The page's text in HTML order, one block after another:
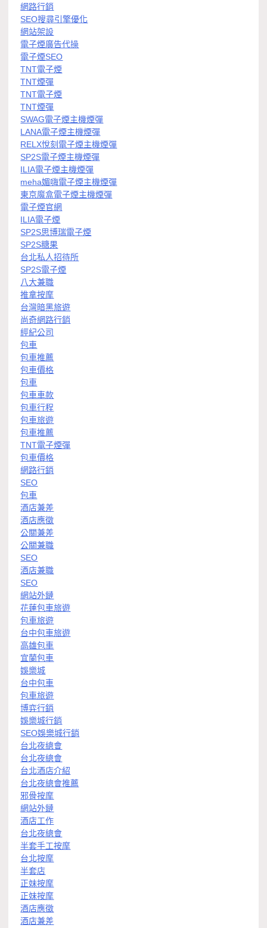
網路行銷
SEO搜尋引擎優化
網站架設
電子煙廣告代操
電子煙SEO
TNT電子煙
TNT煙彈
TNT電子煙
TNT煙彈
SWAG電子煙主機煙彈
LANA電子煙主機煙彈
RELX悅刻電子煙主機煙彈
SP2S電子煙主機煙彈
ILIA電子煙主機煙彈
meha媚嗨電子煙主機煙彈
東京魔盒電子煙主機煙彈
電子煙官網
ILIA電子煙
SP2S思博瑞電子煙
SP2S糖果
台北私人招待所
SP2S電子煙
八大兼職
推拿按摩
台灣暗黑旅遊
尚奇網路行銷
經紀公司
包車
包車推薦
包車價格
包車
包車車款
包車行程
包車旅遊
包車推薦
TNT電子煙彈
包車價格
網路行銷
SEO
包車
酒店兼差
酒店應徵
公關兼差
公關兼職
SEO
酒店兼職
SEO
網站外鏈
花蓮包車旅遊
包車旅遊
台中包車旅遊
高雄包車
宜蘭包車
娛樂城
台中包車
包車旅遊
博弈行銷
娛樂城行銷
SEO娛樂城行銷
台北夜總會
台北夜總會
台北酒店介紹
台北夜總會推薦
邪骨按摩
網站外鏈
酒店工作
台北夜總會
半套手工按摩
台北按摩
半套店
正妹按摩
正妹按摩
酒店應徵
酒店兼差